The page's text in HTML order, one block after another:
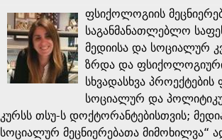
ფსიქოლოგიის
საგანმანათლებლო
მედიისა და სოციალურ
ზრდა და
სხვადასხვა
სოციალურ და
კურსს თსუ-ს დოქტორანტებისთვის;
სოციალურ მეცნიერებათა მიმოხილვა“